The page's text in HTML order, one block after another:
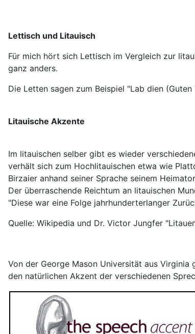
Lettisch und Litauisch
Für mich hört sich Lettisch im Vergleich zur
ganz anders.
Die Letten sagen zum Beispiel "Lab dien
Litauische Akzente
Im litauischen selber gibt es wieder
verhält sich zum Hochlitauischen etwa wie
Birzaier anhand seiner Sprache seinem
Der überraschende Reichtum an litauischen
"Diese war eine Folge jahrhunderterlanger
Quelle: Wikipedia und Dr. Victor Jungfer
Von der George Mason Universität aus
den natürlichen Akzent der verschiedenen